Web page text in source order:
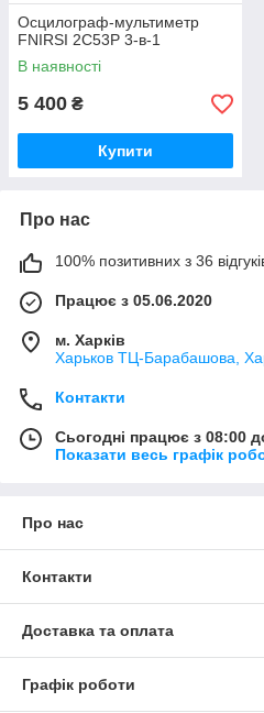
Осцилограф-мультиметр
FNIRSI 2C53P 3-в-1
В наявності
5 400 ₴
Купити
Про нас
100% позитивних з 36
Працює з 05.06.2020
м. Харків
Харьков ТЦ-Барабашова,
Контакти
Сьогодні працює з 08:00
Показати весь графік
Про нас
Контакти
Доставка та оплата
Графік роботи